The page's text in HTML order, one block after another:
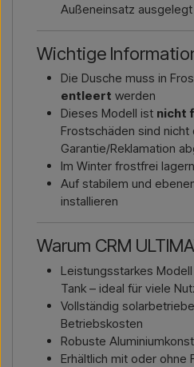
Außeneinsatz ausgelegt
Wichtige
Die Dusche muss in
entleert werden
Dieses Modell ist nicht
Frostschäden sind nicht
Garantie/Reklamation
Im Winter frostfrei lagern
Auf stabilem und
installieren
Warum CRM
Leistungsstarkes
Tank – ideal für viele
Vollständig
Betriebskosten
Robuste
Erhältlich mit oder ohne